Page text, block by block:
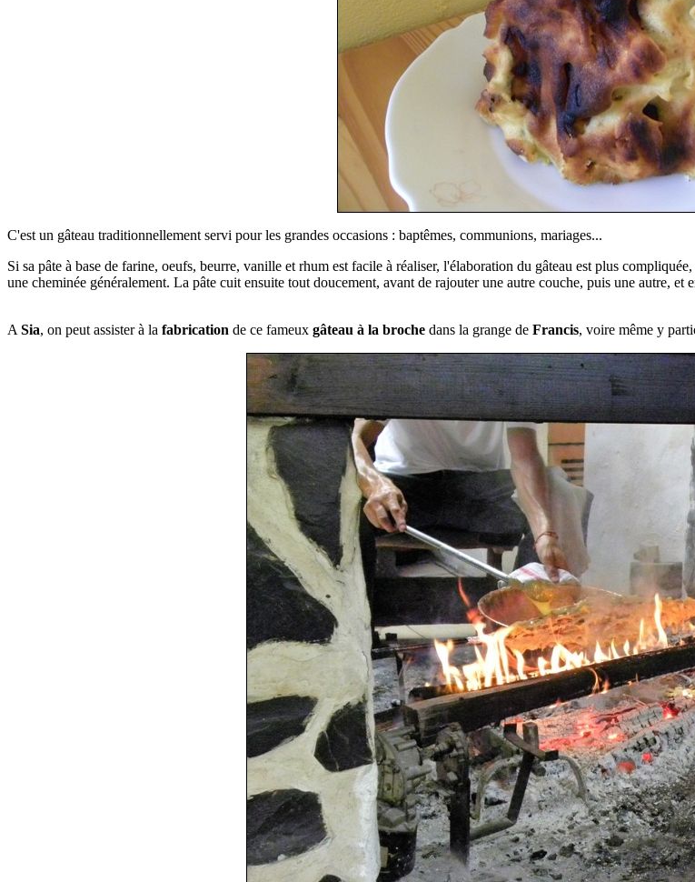
C'est un gâteau traditionnellement servi pour les grandes occasions : baptêmes, communions, mariages...
Si sa pâte à base de farine, oeufs, beurre, vanille et rhum est facile à réaliser, l'élaboration du gâteau est plus
une cheminée généralement. La pâte cuit ensuite tout doucement, avant de rajouter une autre couche, puis une autre,
A Sia, on peut assister à la fabrication de ce fameux gâteau à la broche dans la grange de Francis, voire même y